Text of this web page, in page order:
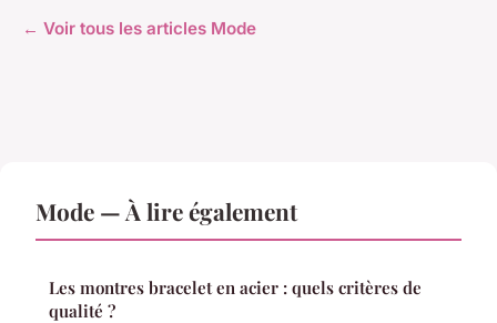
← Voir tous les articles Mode
Mode — À lire également
Les montres bracelet en acier : quels critères de
qualité ?